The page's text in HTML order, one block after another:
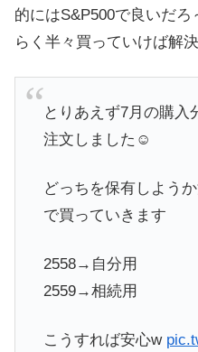
的にはS&P500で良いだ
らく半々買っていけば解
とりあえず7月の購入
注文しました☺️
どっちを保有しよう
で買っていきます
2558→自分用
2559→相続用
こうすれば安心w